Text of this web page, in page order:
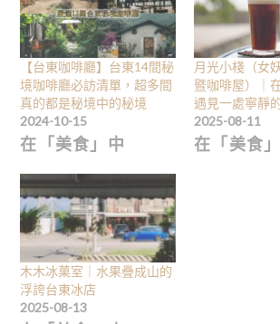
【台東咖啡廳】台東14間秘
境咖啡廳必訪清單，超多間
真的都是秘境中的秘境
2024-10-15
在「美食」中
月光小棧（女
暨咖啡屋）｜
遇見一處寧靜
2025-08-11
在「美食
木木冰菓室｜水果疊成山的
浮誇台東冰店
2025-08-13